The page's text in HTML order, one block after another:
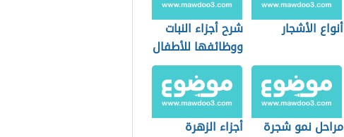
مقالات من تصنيف حيوانات ونباتات
أنواع الأشجار
شرح أجزاء النبات
ووظائفها للأطفال